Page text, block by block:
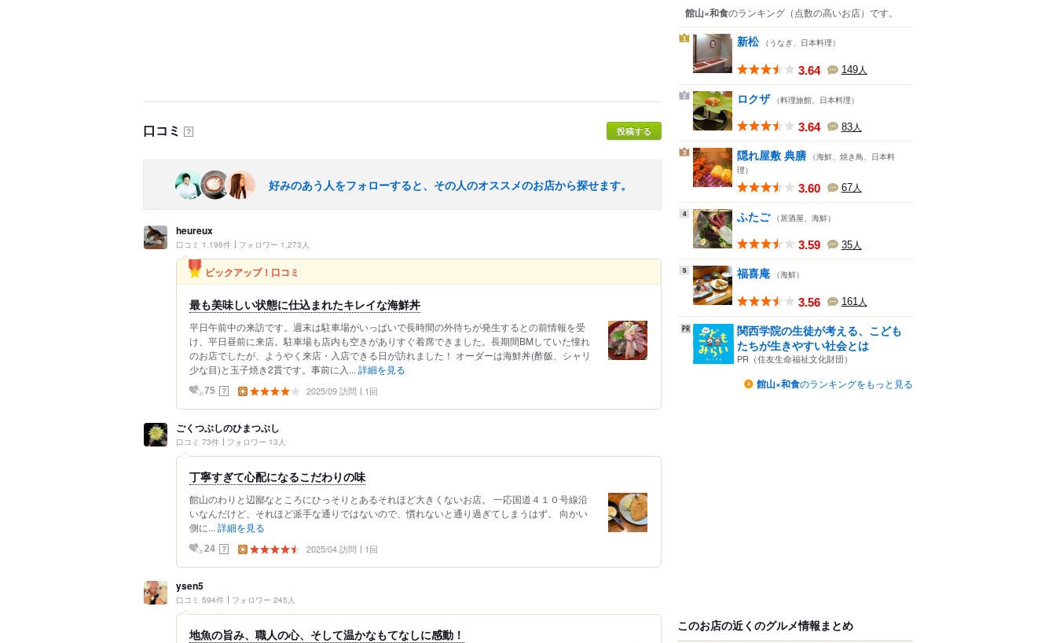
口コミ ？ 投稿する
好みのあう人をフォローすると、その人のオススメのお店から探せます。
heureux
口コミ 1,196件 フォロワー 1,273人
ピックアップ！口コミ
最も美味しい状態に仕込まれたキレイな海鮮丼
平日午前中の来訪です。週末は駐車場がいっぱいで長時間の外待ちが発生するとの前情報を受
け、平日昼前に来店。駐車場も店内も空きがありすぐ着席できました。長期間BMしていた憧れ
のお店でしたが、ようやく来店・入店できる日が訪れました！ オーダーは海鮮丼(酢飯、シャリ
少な目)と玉子焼き2貫です。事前に入... 詳細を見る
75 ？ 2025/09 訪問 1回
ごくつぶしのひまつぶし
口コミ 73件 フォロワー 13人
丁寧すぎて心配になるこだわりの味
館山のわりと辺鄙なところにひっそりとあるそれほど大きくないお店。 一応国道４１０号線沿
いなんだけど、それほど派手な通りではないので、慣れないと通り過ぎてしまうはず。 向かい
側に... 詳細を見る
24 ？ 2025/04 訪問 1回
ysen5
口コミ 594件 フォロワー 245人
地魚の旨み、職人の心、そして温かなもてなしに感動！
館山×和食のランキング （点数の高いお店） です。
1 新松 （うなぎ、日本料理）
3.64 149人
2 ロクザ （料理旅館、日本料理）
3.64 83人
3 隠れ屋敷 典膳 （海鮮、焼き鳥、日本料
理）
3.60 67人
4 ふたご （居酒屋、海鮮）
3.59 35人
5 福喜庵 （海鮮）
3.56 161人
関西学院の生徒が考える、こども
たちが生きやすい社会とは
PR（住友生命福祉文化財団）
館山×和食のランキングをもっと見る
このお店の近くのグルメ情報まとめ